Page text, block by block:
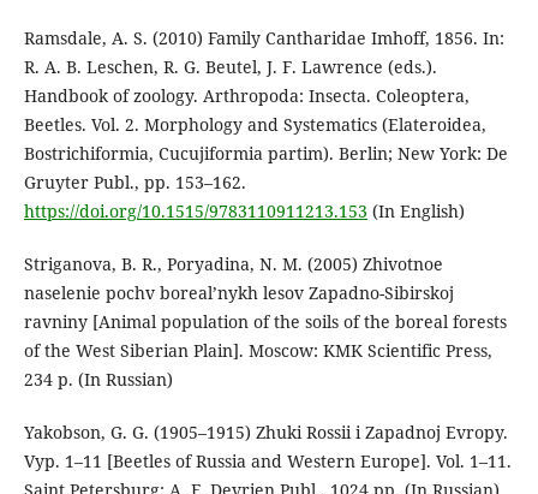
Ramsdale, A. S. (2010) Family Cantharidae Imhoff, 1856. In:
R. A. B. Leschen, R. G. Beutel, J. F. Lawrence (eds.).
Handbook of zoology. Arthropoda: Insecta. Coleoptera,
Beetles. Vol. 2. Morphology and Systematics (Elateroidea,
Bostrichiformia, Cucujiformia partim). Berlin; New York: De
Gruyter Publ., pp. 153–162.
https://doi.org/10.1515/9783110911213.153 (In English)
Striganova, B. R., Poryadina, N. M. (2005) Zhivotnoe
naselenie pochv borealʼnykh lesov Zapadno-Sibirskoj
ravniny [Animal population of the soils of the boreal forests
of the West Siberian Plain]. Moscow: KMK Scientific Press,
234 p. (In Russian)
Yakobson, G. G. (1905–1915) Zhuki Rossii i Zapadnoj Evropy.
Vyp. 1–11 [Beetles of Russia and Western Europe]. Vol. 1–11.
Saint Petersburg: A. F. Devrien Publ., 1024 pp. (In Russian)